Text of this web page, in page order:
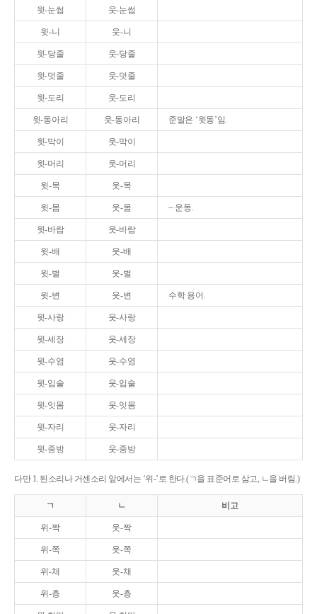
윗-눈썹 웃-눈썹
윗-니 웃-니
윗-당줄 웃-당줄
윗-덧줄 웃-덧줄
윗-도리 웃-도리
윗-동아리 웃-동아리 준말은 ‘윗동’임.
윗-막이 웃-막이
윗-머리 웃-머리
윗-목 웃-목
윗-몸 웃-몸 ~ 운동.
윗-바람 웃-바람
윗-배 웃-배
윗-벌 웃-벌
윗-변 웃-변 수학 용어.
윗-사랑 웃-사랑
윗-세장 웃-세장
윗-수염 웃-수염
윗-입술 웃-입술
윗-잇몸 웃-잇몸
윗-자리 웃-자리
윗-중방 웃-중방
다만 1. 된소리나 거센소리 앞에서는 ‘위-’로 한다.(ㄱ을 표준어로 삼고, ㄴ을 버림.)
ㄱ ㄴ 비고
위-짝 웃-짝
위-쪽 웃-쪽
위-채 웃-채
위-층 웃-층